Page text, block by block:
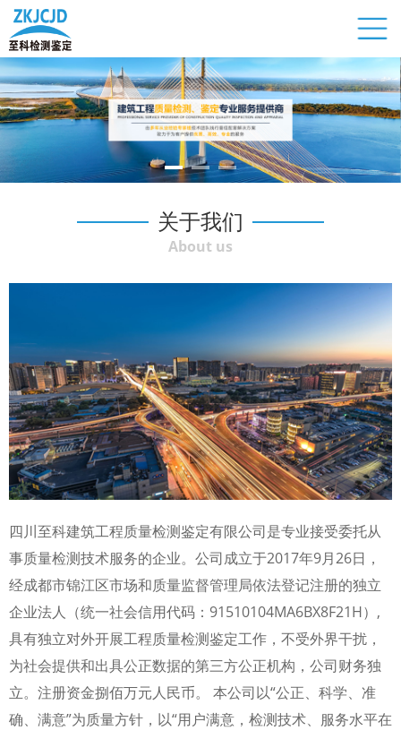
关于我们
About us
四川至科建筑工程质量检测鉴定有限公司是专业接受委托从
事质量检测技术服务的企业。公司成立于2017年9月26日，
经成都市锦江区市场和质量监督管理局依法登记注册的独立
企业法人（统一社会信用代码：91510104MA6BX8F21H）,
具有独立对外开展工程质量检测鉴定工作，不受外界干扰，
为社会提供和出具公正数据的第三方公正机构，公司财务独
立。注册资金捌佰万元人民币。 本公司以“公正、科学、准
确、满意”为质量方针，以“用户满意，检测技术、服务水平在